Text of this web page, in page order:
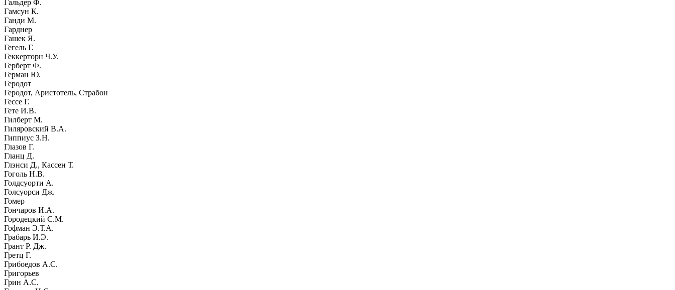
Гальдер Ф.
Гамсун К.
Ганди М.
Гарднер
Гашек Я.
Гегель Г.
Геккерторн Ч.У.
Герберт Ф.
Герман Ю.
Геродот
Геродот, Аристотель, Страбон
Гессе Г.
Гете И.В.
Гилберт М.
Гиляровский В.А.
Гиппиус З.Н.
Глазов Г.
Гланц Д.
Глэнси Д., Кассен Т.
Гоголь Н.В.
Голдсуорти А.
Голсуорси Дж.
Гомер
Гончаров И.А.
Городецкий С.М.
Гофман Э.Т.А.
Грабарь И.Э.
Грант Р. Дж.
Гретц Г.
Грибоедов А.С.
Григорьев
Грин А.С.